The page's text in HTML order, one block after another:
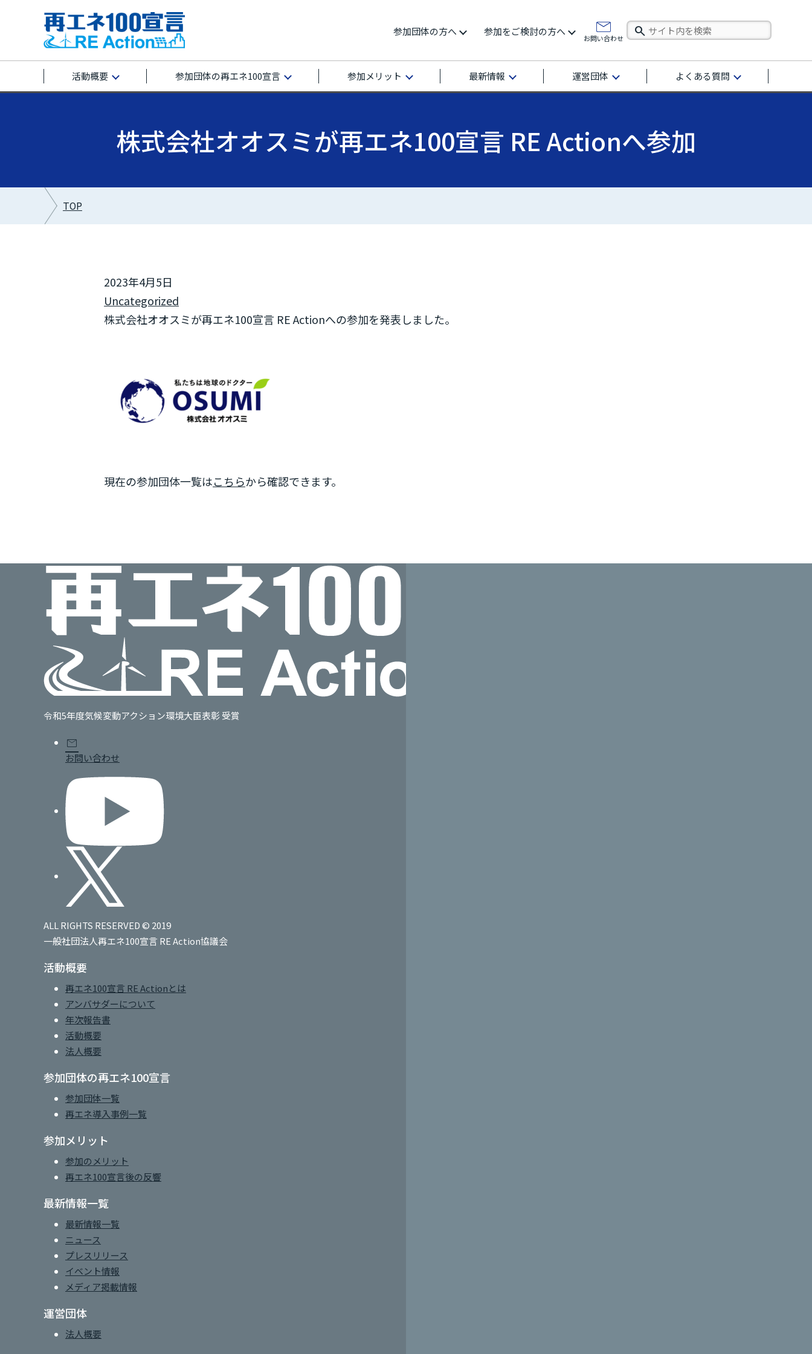
活動概要 参加団体の再エネ100宣言 参加メリット 最新情報 運営団体 よくある質問
参加団体の方へ 参加をご検討の方へ
お問い合わせ
株式会社オオスミが再エネ100宣言 RE Actionへ参加
TOP
2023年4月5日
Uncategorized
株式会社オオスミが再エネ100宣言 RE Actionへの参加を発表しました。
現在の参加団体一覧はこちらから確認できます。
令和5年度気候変動アクション環境大臣表彰 受賞
mail
お問い合わせ
ALL RIGHTS RESERVED © 2019
一般社団法人再エネ100宣言 RE Action協議会
活動概要
再エネ100宣言 RE Actionとは
アンバサダーについて
年次報告書
活動概要
法人概要
参加団体の再エネ100宣言
参加団体一覧
再エネ導入事例一覧
参加メリット
参加のメリット
再エネ100宣言後の反響
最新情報一覧
最新情報一覧
ニュース
プレスリリース
イベント情報
メディア掲載情報
運営団体
法人概要